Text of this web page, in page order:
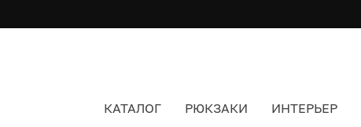
КАТАЛОГ РЮКЗАКИ ИНТЕРЬЕР